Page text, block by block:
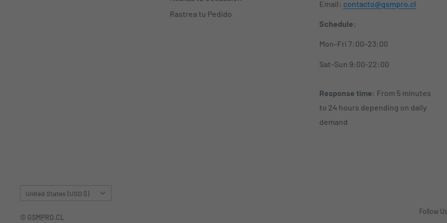
Rastrea tu Pedido
Email: contacto@gsmpro.cl
Schedule:
Mon–Fri 7:00–23:00
Sat–Sun 9:00-22:00
Response time: From 5 minutes
to 24 hours depending on daily
demand
Country/region
United States (USD $)
© GSMPRO.CL
Follow